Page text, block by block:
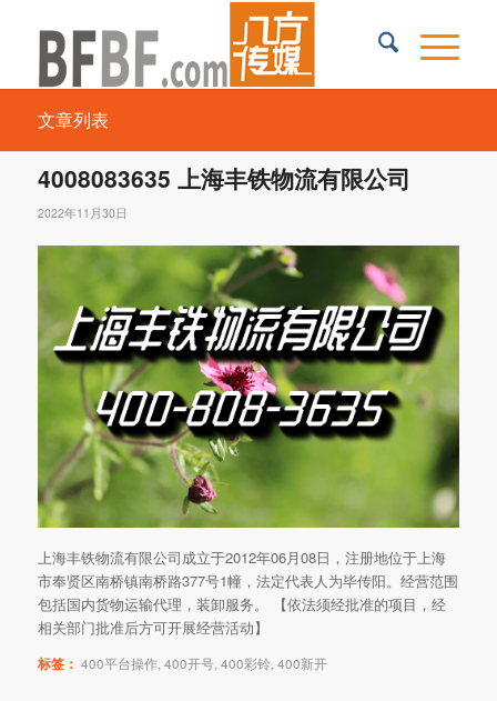
文章列表
4008083635 上海丰铁物流有限公司
2022年11月30日
上海丰铁物流有限公司成立于2012年06月08日，注册地位于上海
市奉贤区南桥镇南桥路377号1幢，法定代表人为毕传阳。经营范围
包括国内货物运输代理，装卸服务。 【依法须经批准的项目，经
相关部门批准后方可开展经营活动】
标签： 400平台操作 400开号, 400彩铃, 400新开